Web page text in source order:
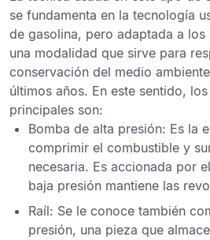
se fundamenta en la tecnología
de gasolina, pero adaptada a los
una modalidad que sirve para
conservación del medio
últimos años. En este sentido,
principales son:
Bomba de alta presión: Es la
comprimir el combustible y
necesaria. Es accionada por
baja presión mantiene las
Raíl: Se le conoce también
presión, una pieza que